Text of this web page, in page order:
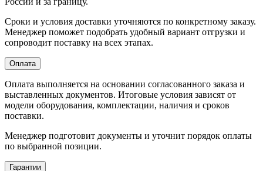
Сроки и условия доставки уточняются по конкретному заказу.
Менеджер поможет подобрать удобный вариант отгрузки и
сопроводит поставку на всех этапах.
Оплата
Оплата выполняется на основании согласованного заказа и
выставленных документов. Итоговые условия зависят от
модели оборудования, комплектации, наличия и сроков
поставки.
Менеджер подготовит документы и уточнит порядок оплаты
по выбранной позиции.
Гарантии